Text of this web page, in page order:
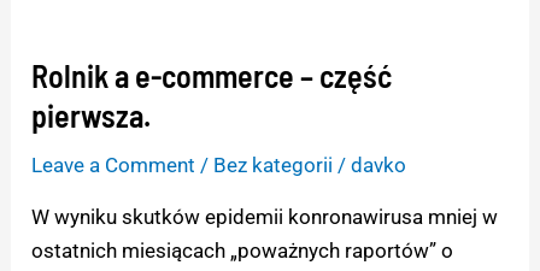
Rolnik a e-commerce – część
pierwsza.
Leave a Comment / Bez kategorii /davko
W wyniku skutków epidemii konronawirusa mniej w
ostatnich miesiącach „poważnych raportów” o
Rolnik
a
e-
commerce
–
część